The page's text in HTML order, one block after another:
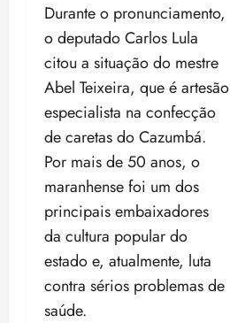
Durante o pronunciamento,
o deputado Carlos Lula
citou a situação do mestre
Abel Teixeira, que é artesão
especialista na confecção
de caretas do Cazumbá.
Por mais de 50 anos, o
maranhense foi um dos
principais embaixadores
da cultura popular do
estado e, atualmente, luta
contra sérios problemas de
saúde.